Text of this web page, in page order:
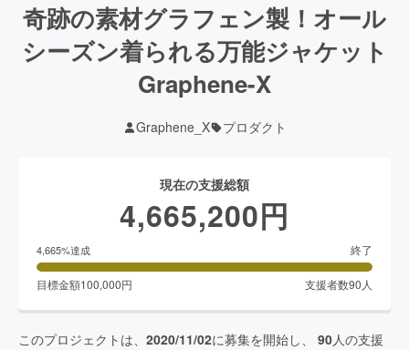
奇跡の素材グラフェン製！オール
シーズン着られる万能ジャケット
Graphene-X
Graphene_X プロダクト
現在の支援総額
4,665,200円
4,665%達成 終了
目標金額100,000円 支援者数90 人
このプロジェクトは、 2020/11/02に募集を開始し、 90人の支援